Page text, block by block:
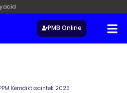
PMB Online
Kemdiktisaintek 2025